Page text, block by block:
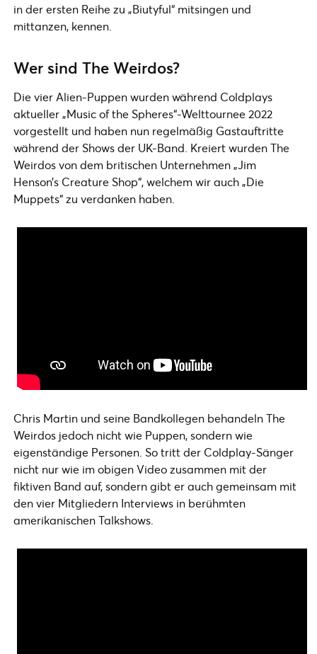
in der ersten Reihe zu „Biutyful“ mitsingen und
mittanzen, kennen.
Wer sind The Weirdos?
Die vier Alien-Puppen wurden während Coldplays
aktueller „Music of the Spheres“-Welttournee 2022
vorgestellt und haben nun regelmäßig Gastauftritte
während der Shows der UK-Band. Kreiert wurden The
Weirdos von dem britischen Unternehmen „Jim
Henson’s Creature Shop“, welchem wir auch „Die
Muppets“ zu verdanken haben.
Chris Martin und seine Bandkollegen behandeln The
Weirdos jedoch nicht wie Puppen, sondern wie
eigenständige Personen. So tritt der Coldplay-Sänger
nicht nur wie im obigen Video zusammen mit der
fiktiven Band auf, sondern gibt er auch gemeinsam mit
den vier Mitgliedern Interviews in berühmten
amerikanischen Talkshows.